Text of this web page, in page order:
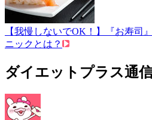
【我慢しないでOK！】『お寿司
ニックとは？
ダイエットプラス通